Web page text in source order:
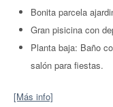
Bonita parcela
Gran pisicina con
Planta baja: Baño
salón para fiestas.
[Más info]